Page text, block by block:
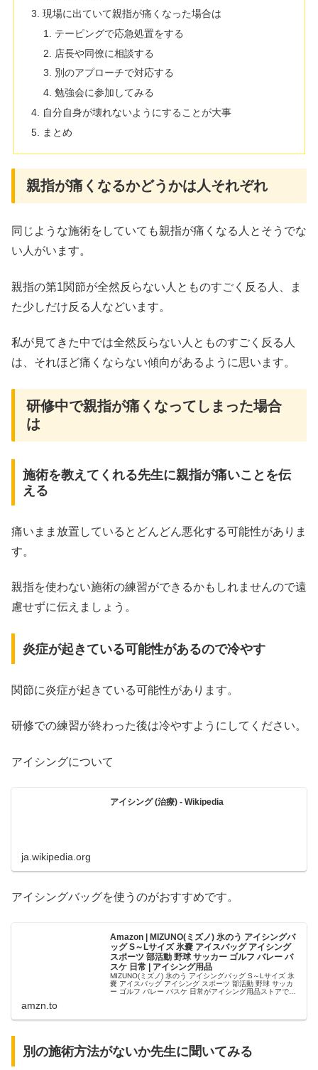
現場に出ていて親指が痛くなった場合は
テーピングで応急処置をする
店長や同僚に相談する
別のアプローチで対応する
勉強会に参加してみる
自分自身が壊れないようにすることが大事
まとめ
親指が痛くなるかどうかは人それぞれ
同じような施術をしていても親指が痛くなる人とそうでな
い人がいます。
親指の第1関節が全然反らない人とものすごく反る人、ま
た少しだけ反る人などいます。
私が見てきた中では全然反らない人とものすごく反る人
は、それほど痛くならない傾向があるように思います。
研修中で親指が痛くなってしまった場合
は
施術を教えてくれる先生に親指が痛いことを伝
える
痛いまま放置しているとどんどん悪化する可能性がありま
す。
親指を使わない施術の練習ができるかもしれませんので遠
慮せずに伝えましょう。
炎症が起きている可能性があるので冷やす
関節に炎症が起きている可能性があります。
研修での練習が終わった後は冷やすようにしてください。
アイシングについて
アイシング (治療) - Wikipedia
ja.wikipedia.org
アイシングバッグを使うのがおすすめです。
Amazon | MIZUNO(ミズノ) 氷のう アイシングバ
ッグ S～Lサイズ 氷嚢 アイスバッグ アイシング
スポーツ 部活動 野球 サッカー ゴルフ バレー バ
スケ 日常 | アイシング用品
MIZUNO(ミズノ) 氷のう アイシングバッグ S～Lサイズ 氷
嚢 アイスバッグ アイシング スポーツ 部活動 野球 サッカ
ー ゴルフ バレー バスケ 日常がアイシング用品ストアでい
amzn.to
別の施術方法がないか先生に聞いてみる